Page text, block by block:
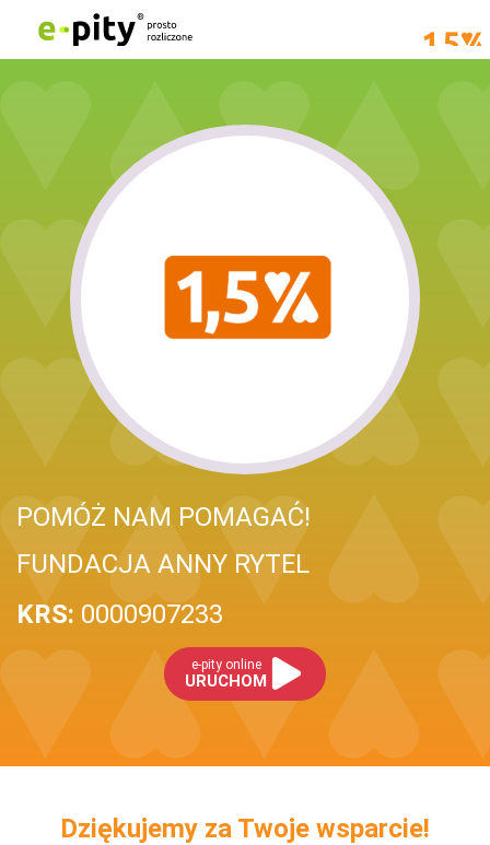
POMÓŻ NAM POMAGAĆ!
FUNDACJA ANNY RYTEL
KRS: 0000907233
e-pity online
URUCHOM
Dziękujemy za Twoje wsparcie!